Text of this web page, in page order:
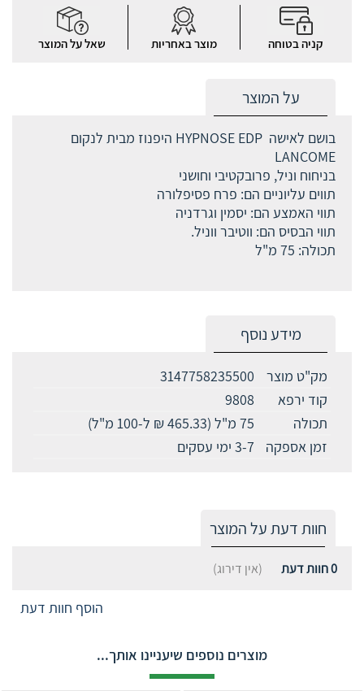
קניה בטוחה מוצר באחריות שאל על המוצר
על המוצר
בושם לאישה ‎HYPNOSE EDP ‎‎ היפנוז מבית לנקום
LANCOME
בניחוח וניל, פרובקטיבי וחושני
תווים עליוניים הם: פרח פסיפלורה
תווי האמצע הם: יסמין וגרדניה
תווי הבסיס הם: ווטיבר ווניל.
תכולה: 75 מ"ל
מידע נוסף
מק"ט מוצר
3147758235500
קוד ירפא
9808
תכולה
75 מ"ל (465.33 ₪ ל-100 מ"ל)
זמן אספקה
3-7 ימי עסקים
חוות דעת על המוצר
0חוות דעת (אין דירוג)
הוסף חוות דעת
מוצרים נוספים שיעניינו אותך...